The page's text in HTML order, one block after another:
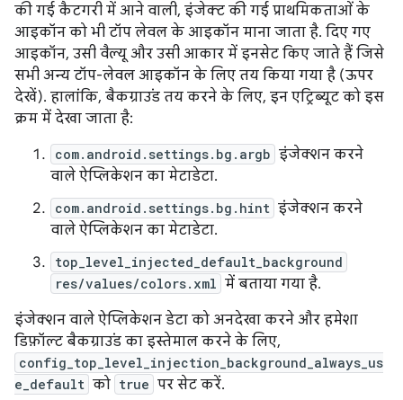
की गई कैटगरी में आने वाली, इंजेक्ट की गई प्राथमिकताओं के
आइकॉन को भी टॉप लेवल के आइकॉन माना जाता है. दिए गए
आइकॉन, उसी वैल्यू और उसी आकार में इनसेट किए जाते हैं जिसे
सभी अन्य टॉप-लेवल आइकॉन के लिए तय किया गया है (ऊपर
देखें). हालांकि, बैकग्राउंड तय करने के लिए, इन एट्रिब्यूट को इस
क्रम में देखा जाता है:
com.android.settings.bg.argb इंजेक्शन करने
वाले ऐप्लिकेशन का मेटाडेटा.
com.android.settings.bg.hint इंजेक्शन करने
वाले ऐप्लिकेशन का मेटाडेटा.
top_level_injected_default_background
res/values/colors.xml में बताया गया है.
इंजेक्शन वाले ऐप्लिकेशन डेटा को अनदेखा करने और हमेशा
डिफ़ॉल्ट बैकग्राउंड का इस्तेमाल करने के लिए,
config_top_level_injection_background_always_us
e_default को true पर सेट करें.